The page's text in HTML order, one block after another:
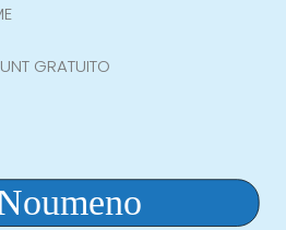
GRATUITO